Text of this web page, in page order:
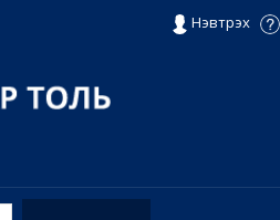
Нэвтрэх